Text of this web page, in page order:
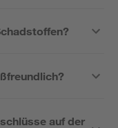
auf der